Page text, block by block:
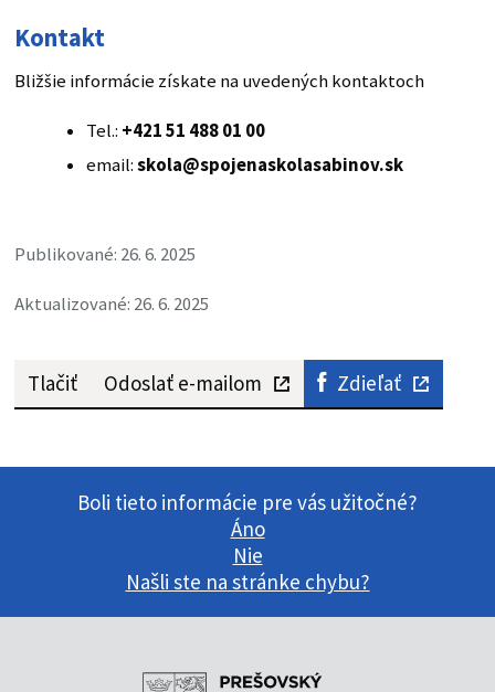
Kontakt
Bližšie informácie získate na uvedených kontaktoch
Tel.: +421 51 488 01 00
email:skola@spojenaskolasabinov.sk
Publikované: 26. 6. 2025
Aktualizované: 26. 6. 2025
Tlačiť Odoslať e-mailom Zdieľať
Boli tieto informácie pre vás užitočné?
Áno
Nie
Našli ste na stránke chybu?